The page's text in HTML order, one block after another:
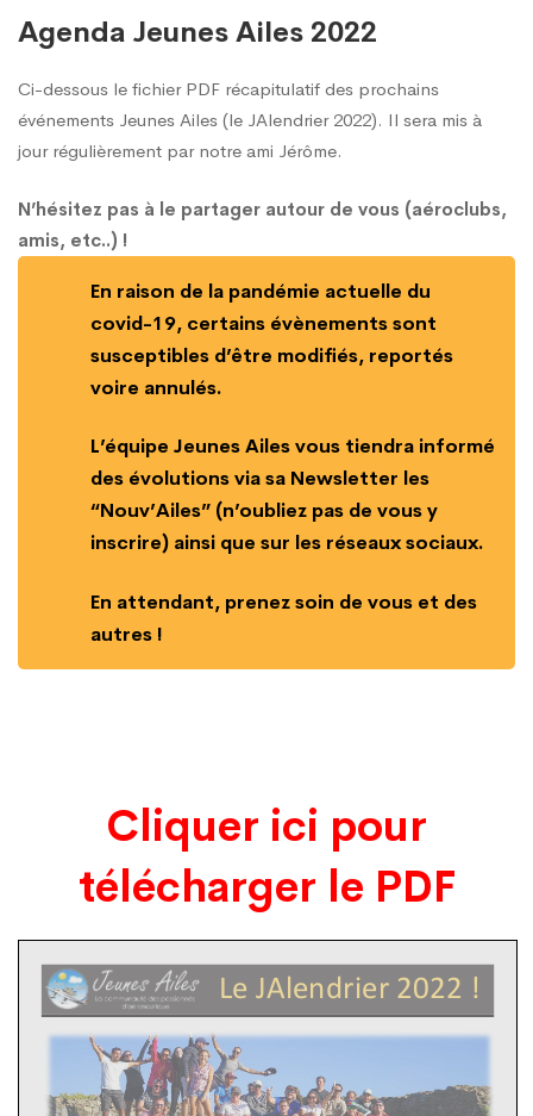
Agenda Jeunes Ailes 2022
Ci-dessous le fichier PDF récapitulatif des prochains
événements Jeunes Ailes (le JAlendrier 2022). Il sera mis à
jour régulièrement par notre ami Jérôme.
N’hésitez pas à le partager autour de vous (aéroclubs,
amis, etc..) !
En raison de la pandémie actuelle du
covid-19, certains évènements sont
susceptibles d’être modifiés, reportés
voire annulés.
L’équipe Jeunes Ailes vous tiendra informé
des évolutions via sa Newsletter les
“Nouv’Ailes” (n’oubliez pas de vous y
inscrire) ainsi que sur les réseaux sociaux.
En attendant, prenez soin de vous et des
autres !
Cliquer ici pour
télécharger le PDF